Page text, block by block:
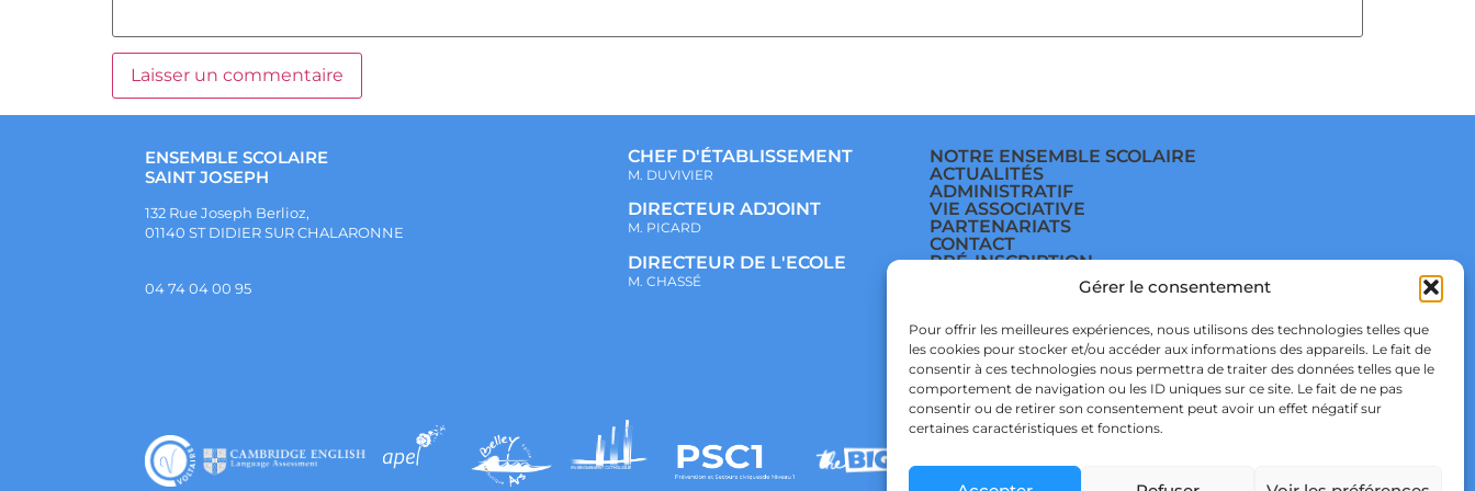
Gérer le consentement
Pour offrir les meilleures expériences, nous utilisons des technologies telles que
les cookies pour stocker et/ou accéder aux informations des appareils. Le fait de
consentir à ces technologies nous permettra de traiter des données telles que le
comportement de navigation ou les ID uniques sur ce site. Le fait de ne pas
consentir ou de retirer son consentement peut avoir un effet négatif sur
certaines caractéristiques et fonctions.
ENSEMBLE SCOLAIRE
SAINT JOSEPH
132 Rue Joseph Berlioz,
01140 ST DIDIER SUR CHALARONNE
04 74 04 00 95
CHEF D'ÉTABLISSEMENT
M. DUVIVIER
DIRECTEUR ADJOINT
M. PICARD
DIRECTEUR DE L'ECOLE
M. CHASSÉ
NOTRE ENSEMBLE SCOLAIRE
ACTUALITÉS
ADMINISTRATIF
VIE ASSOCIATIVE
PARTENARIATS
CONTACT
PRÉ-INSCRIPTION
POLITIQUE DE
CONFIDENTIALITÉ & RGPD
POLITIQUE DE COOKIES